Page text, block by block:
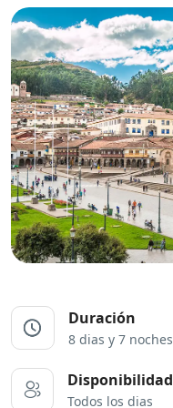
Duración
8 dias y 7 noches
Disponibilidad